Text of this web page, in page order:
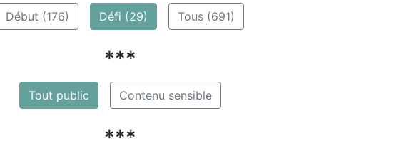
Début (176) Défi (29) Tous (691)
***
Tout public Contenu sensible
***